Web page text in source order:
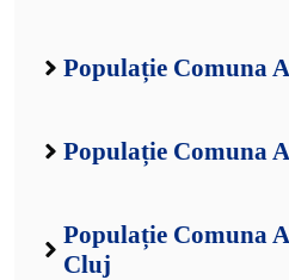
Populație Comuna
Populație Comuna
Populație Comuna
Cluj